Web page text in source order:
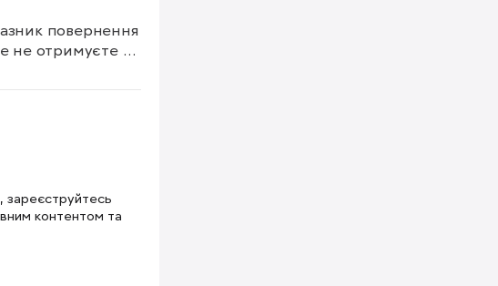
повернення
не отримуєте
це
не
тим краще
зареєструйтесь
контентом та